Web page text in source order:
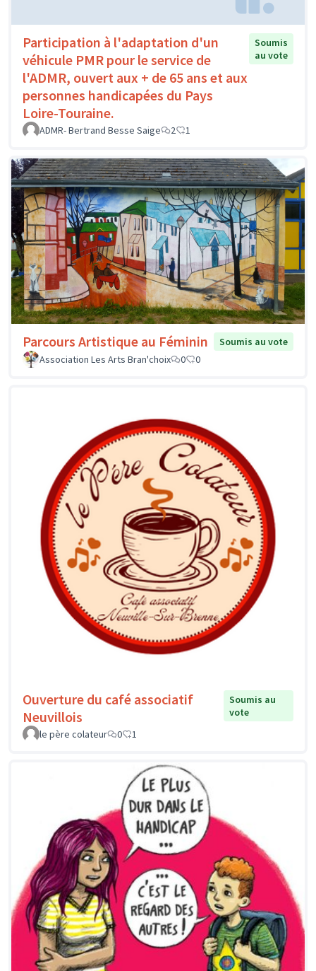
Participation à l'adaptation d'un
véhicule PMR pour le service de
l'ADMR, ouvert aux + de 65 ans et aux
personnes handicapées du Pays
Loire-Touraine.
Soumis
au vote
ADMR- Bertrand Besse Saige 2 1
Parcours Artistique au Féminin
Soumis au vote
Association Les Arts Bran'choix
0 0
Ouverture du café associatif
Neuvillois
Soumis au
vote
le père colateur
0 1